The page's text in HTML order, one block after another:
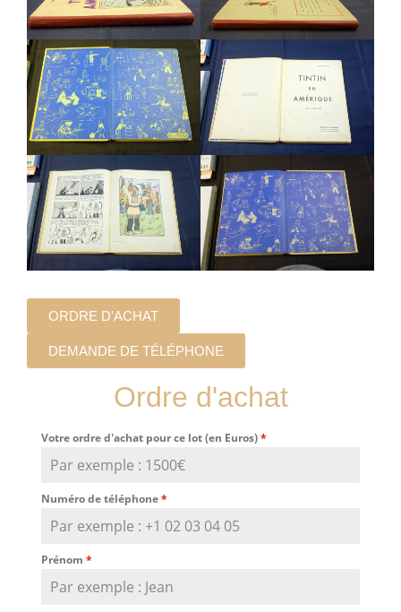
ORDRE D'ACHAT
DEMANDE DE TÉLÉPHONE
Ordre d'achat
Votre ordre d'achat pour ce lot (en Euros)*
Numéro de téléphone*
Prénom *